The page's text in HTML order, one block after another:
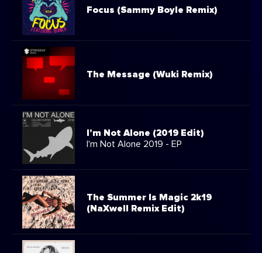
Focus (Sammy Boyle Remix)
The Message (Wuki Remix)
I'm Not Alone (2019 Edit)
I'm Not Alone 2019 - EP
The Summer Is Magic 2k19
(NaXwell Remix Edit)